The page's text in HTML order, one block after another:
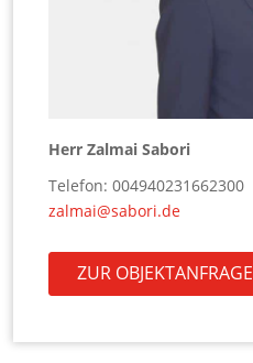
Herr Zalmai Sabori
Telefon: 004940231662300
zalmai@sabori.de
ZUR OBJEKTANFRAGE